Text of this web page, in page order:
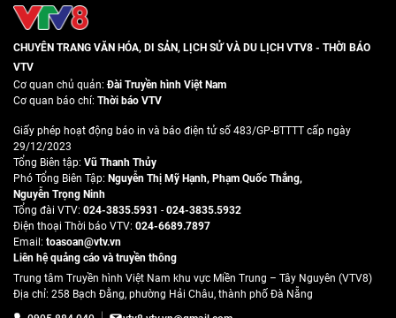
CHUYÊN TRANG VĂN HÓA, DI SẢN, LỊCH SỬ VÀ DU LỊCH VTV8 - THỜI BÁO
VTV
Cơ quan chủ quản:Đài Truyền hình Việt Nam
Cơ quan báo chí: Thời báo VTV
Giấy phép hoạt động báo in và báo điện tử số 483/GP-BTTTT cấp ngày
29/12/2023
Tổng Biên tập: Vũ Thanh Thủy
Phó Tổng Biên Tập: Nguyễn Thị Mỹ Hạnh, Phạm Quốc Thắng,
Nguyễn Trọng Ninh
Tổng đài VTV: 024-3835.5931 - 024-3835.5932
Ðiện thoại Thời báo VTV: 024-6689.7897
Email: toasoan@vtv.vn
Liên hệ quảng cáo và truyền thông
Trung tâm Truyền hình Việt Nam khu vực Miền Trung – Tây Nguyên (VTV8)
Địa chỉ: 258 Bạch Đằng, phường Hải Châu, thành phố Đà Nẵng